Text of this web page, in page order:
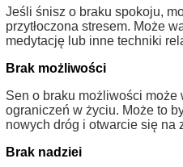
Jeśli śnisz o braku spokoju,
przytłoczona stresem. Może
medytację lub inne techniki
Brak możliwości
Sen o braku możliwości
ograniczeń w życiu. Może to
nowych dróg i otwarcie się na
Brak nadziei